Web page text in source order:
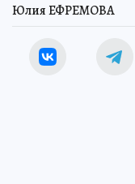
Юлия ЕФРЕМОВА